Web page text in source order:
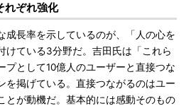
れぞれ強化
長率を示しているのが、「人の心を
けている3分野だ。吉田氏は「これら
プとして10億人のユーザーと直接つな
を掲げている。直接つながるのはユー
とが動機だ。基本的には感動そのもの